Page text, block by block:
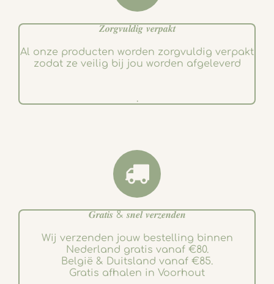
𝒁𝒐𝒓𝒈𝒗𝒖𝒍𝒅𝒊𝒈 𝒗𝒆𝒓𝒑𝒂𝒌𝒕
Al onze producten worden zorgvuldig verpakt
zodat ze veilig bij jou worden afgeleverd
.
𝑮𝒓𝒂𝒕𝒊𝒔 & 𝒔𝒏𝒆𝒍 𝒗𝒆𝒓𝒛𝒆𝒏𝒅𝒆𝒏
Wij verzenden jouw bestelling binnen
Nederland gratis vanaf €80.
België & Duitsland vanaf €85.
Gratis afhalen in Voorhout